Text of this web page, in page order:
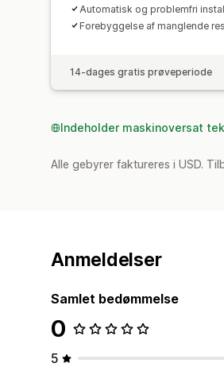
Automatisk og problemfri
Forebyggelse af manglende
14-dages gratis prøveperiode
Indeholder maskinoversat
Alle gebyrer faktureres i USD.
Anmeldelser
Samlet bedømmelse
0
5